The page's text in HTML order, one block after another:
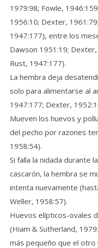
1979:98; Fowle,
1956:10; Dexter,
1947:177), entre los
Dawson 1951:19;
Rust, 1947:177).
La hembra deja
solo para alimentarse al
1947:177; Dexter,
Mueven los huevos y
del pecho por razones
1958:54).
Si falla la nidada durante
cascarón, la hembra se
intenta nuevamente
Weller, 1958:57).
Huevos elípticos-ovales
(Hiam & Sutherland,
más pequeño que el